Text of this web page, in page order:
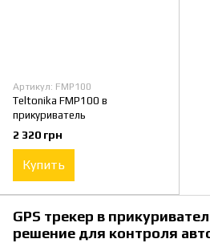
GPS трекер в
решение для контроля
Артикул: FMP100
Teltonika FMP100 в
прикуриватель
2 320 грн
Купить